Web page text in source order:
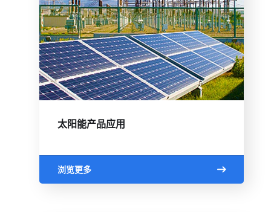
太阳能产品应用
浏览更多